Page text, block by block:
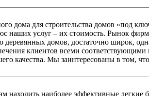
обитателей
клиентов всеми
качества. Мы заинтересованы в том,
эффективные легкие бетоны схемы